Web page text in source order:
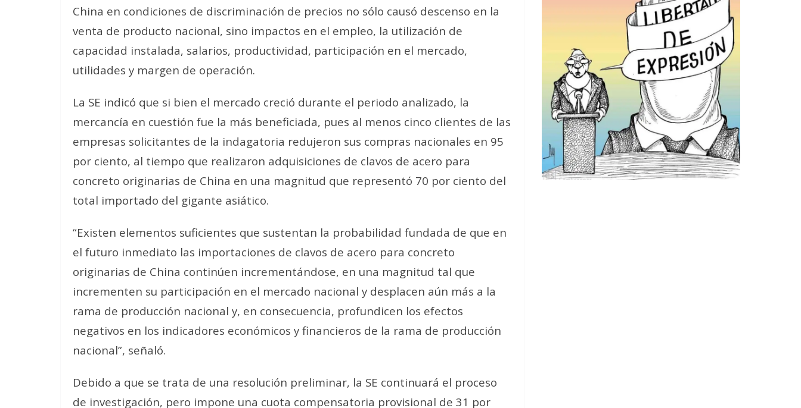
China en condiciones de discriminación de precios no sólo causó descenso en la
venta de producto nacional, sino impactos en el empleo, la utilización de
capacidad instalada, salarios, productividad, participación en el mercado,
utilidades y margen de operación.
La SE indicó que si bien el mercado creció durante el periodo analizado, la
mercancía en cuestión fue la más beneficiada, pues al menos cinco clientes de las
empresas solicitantes de la indagatoria redujeron sus compras nacionales en 95
por ciento, al tiempo que realizaron adquisiciones de clavos de acero para
concreto originarias de China en una magnitud que representó 70 por ciento del
total importado del gigante asiático.
“Existen elementos suficientes que sustentan la probabilidad fundada de que en
el futuro inmediato las importaciones de clavos de acero para concreto
originarias de China continúen incrementándose, en una magnitud tal que
incrementen su participación en el mercado nacional y desplacen aún más a la
rama de producción nacional y, en consecuencia, profundicen los efectos
negativos en los indicadores económicos y financieros de la rama de producción
nacional”, señaló.
Debido a que se trata de una resolución preliminar, la SE continuará el proceso
de investigación, pero impone una cuota compensatoria provisional de 31 por